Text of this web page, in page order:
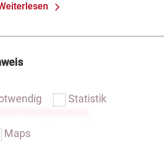
Statistik
Maps